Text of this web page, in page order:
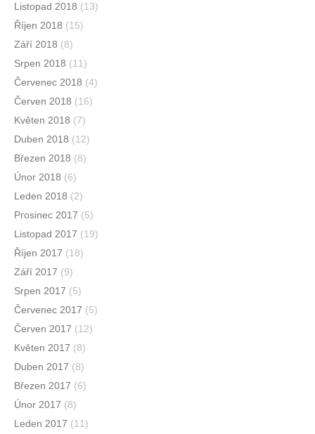
Listopad 2018 (13)
Říjen 2018 (15)
Září 2018 (8)
Srpen 2018 (11)
Červenec 2018 (4)
Červen 2018 (16)
Květen 2018 (7)
Duben 2018 (12)
Březen 2018 (8)
Únor 2018 (6)
Leden 2018 (2)
Prosinec 2017 (5)
Listopad 2017 (19)
Říjen 2017 (18)
Září 2017 (9)
Srpen 2017 (5)
Červenec 2017 (5)
Červen 2017 (12)
Květen 2017 (8)
Duben 2017 (8)
Březen 2017 (6)
Únor 2017 (8)
Leden 2017 (11)